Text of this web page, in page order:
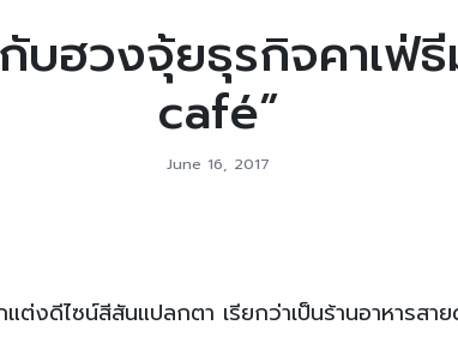
บฮวงจุ้ยธุรกิจคาเฟ่
café”
June 16, 2017
ต่งดีไซน์สีสันแปลกตา เรียกว่าเป็นร้านอาหารสา